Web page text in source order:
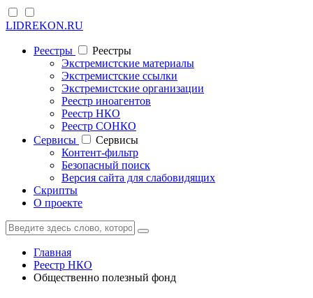
LIDREKON.RU
Реестры
Реестры
Экстремистские материалы
Экстремистские ссылки
Экстремистские организации
Реестр иноагентов
Реестр НКО
Реестр СОНКО
Cервисы
Cервисы
Контент-фильтр
Безопасный поиск
Версия сайта для слабовидящих
Скрипты
О проекте
Главная
Реестр НКО
Общественно полезный фонд